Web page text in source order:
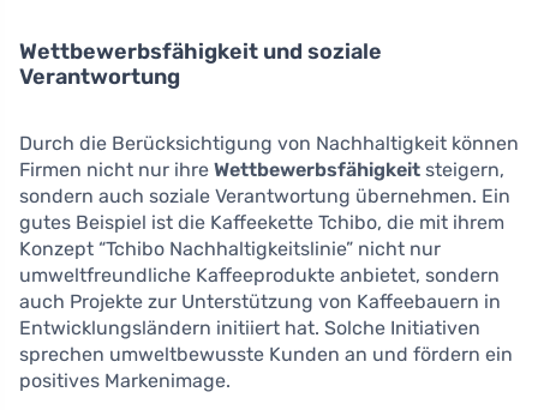
Wettbewerbsfähigkeit und soziale
Verantwortung
Durch die Berücksichtigung von Nachhaltigkeit können
Firmen nicht nur ihre Wettbewerbsfähigkeit steigern,
sondern auch soziale Verantwortung übernehmen. Ein
gutes Beispiel ist die Kaffeekette Tchibo, die mit ihrem
Konzept “Tchibo Nachhaltigkeitslinie” nicht nur
umweltfreundliche Kaffeeprodukte anbietet, sondern
auch Projekte zur Unterstützung von Kaffeebauern in
Entwicklungsländern initiiert hat. Solche Initiativen
sprechen umweltbewusste Kunden an und fördern ein
positives Markenimage.